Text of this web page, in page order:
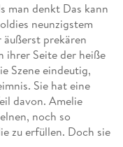
man denkt Das kann
neunzigstem
prekären
ihrer Seite der heiße
Szene eindeutig,
Sie hat eine
davon. Amelie
noch so
zu erfüllen. Doch sie